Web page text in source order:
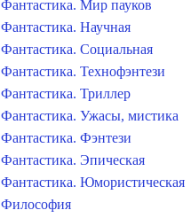
Фантастика. Мир пауков
Фантастика. Научная
Фантастика. Социальная
Фантастика. Технофэнтези
Фантастика. Триллер
Фантастика. Ужасы, мистика
Фантастика. Фэнтези
Фантастика. Эпическая
Фантастика. Юмористическая
Философия